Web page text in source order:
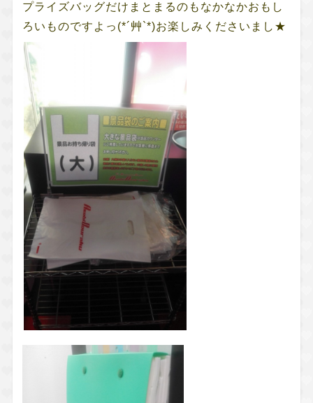
プライズバッグだけまとまるのもなかなかおもし
ろいものですよっ(*´艸`*)お楽しみくださいまし★